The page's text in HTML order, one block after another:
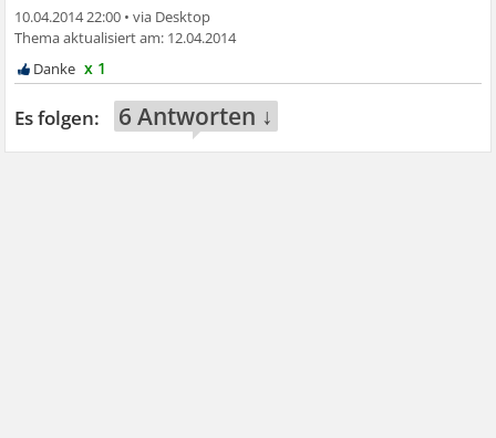
10.04.2014 22:00 •
12.04.2014
x 1
6 Antworten ↓